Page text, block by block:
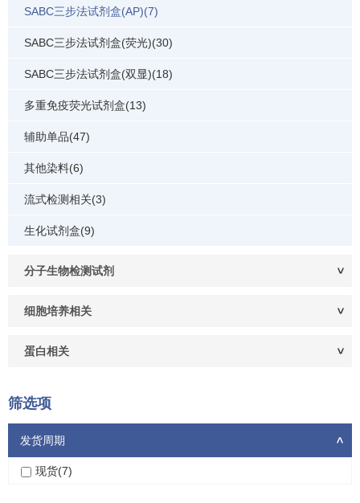
SABC三步法试剂盒(AP)(7)
SABC三步法试剂盒(荧光)(30)
SABC三步法试剂盒(双显)(18)
多重免疫荧光试剂盒(13)
辅助单品(47)
其他染料(6)
流式检测相关(3)
生化试剂盒(9)
分子生物检测试剂
细胞培养相关
蛋白相关
筛选项
发货周期 >
现货(7)